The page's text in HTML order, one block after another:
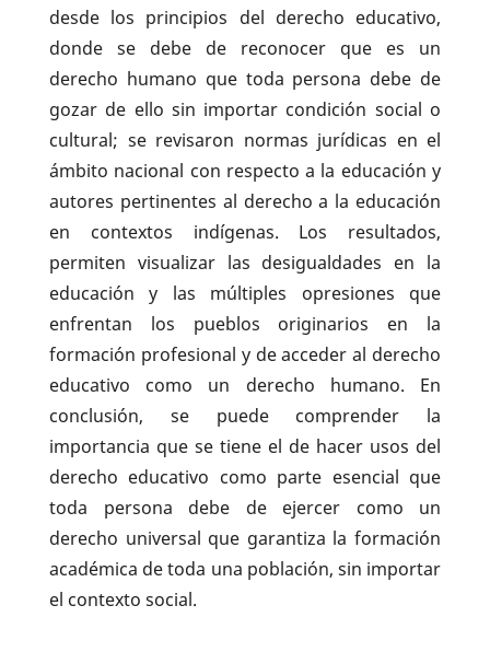
desde los principios del derecho educativo,
donde se debe de reconocer que es un
derecho humano que toda persona debe de
gozar de ello sin importar condición social o
cultural; se revisaron normas jurídicas en el
ámbito nacional con respecto a la educación y
autores pertinentes al derecho a la educación
en contextos indígenas. Los resultados,
permiten visualizar las desigualdades en la
educación y las múltiples opresiones que
enfrentan los pueblos originarios en la
formación profesional y de acceder al derecho
educativo como un derecho humano. En
conclusión, se puede comprender la
importancia que se tiene el de hacer usos del
derecho educativo como parte esencial que
toda persona debe de ejercer como un
derecho universal que garantiza la formación
académica de toda una población, sin importar
el contexto social.